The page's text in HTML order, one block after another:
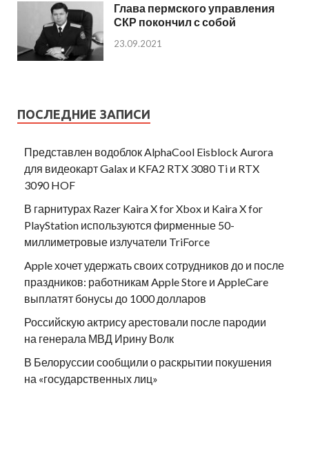
Глава пермского управления
СКР покончил с собой
23.09.2021
ПОСЛЕДНИЕ ЗАПИСИ
Представлен водоблок AlphaCool Eisblock Aurora
для видеокарт Galax и KFA2 RTX 3080 Ti и RTX
3090 HOF
В гарнитурах Razer Kaira X for Xbox и Kaira X for
PlayStation используются фирменные 50-
миллиметровые излучатели TriForce
Apple хочет удержать своих сотрудников до и после
праздников: работникам Apple Store и AppleCare
выплатят бонусы до 1000 долларов
Российскую актрису арестовали после пародии
на генерала МВД Ирину Волк
В Белоруссии сообщили о раскрытии покушения
на «государственных лиц»